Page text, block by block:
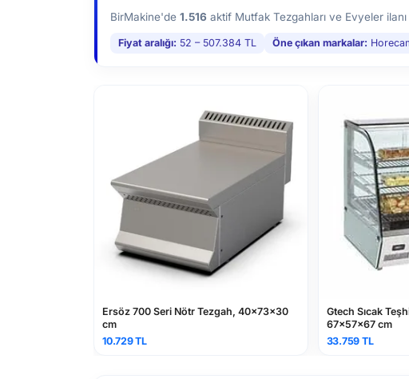
BirMakine'de 1.516 aktif Mutfak Tezgahları ve Evyeler ilanı
Fiyat aralığı: 52 – 507.384 TL Öne çıkan markalar:
Ersöz 700 Seri Nötr Tezgah, 40x73x30
10.729 TL
Gtech Sıcak Teşhir
67x57x67 cm
33.759 TL